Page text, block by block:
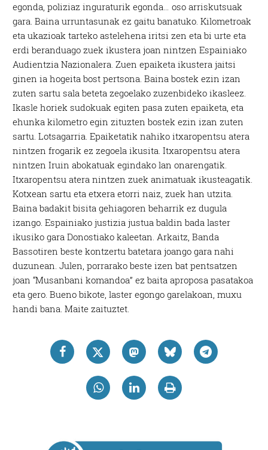
egonda, poliziaz inguraturik egonda… oso arriskutsuak
gara. Baina urruntasunak ez gaitu banatuko. Kilometroak
eta ukazioak tarteko astelehena iritsi zen eta bi urte eta
erdi beranduago zuek ikustera joan nintzen Espainiako
Audientzia Nazionalera. Zuen epaiketa ikustera jaitsi
ginen ia hogeita bost pertsona. Baina bostek ezin izan
zuten sartu sala beteta zegoelako zuzenbideko ikasleez.
Ikasle horiek sudokuak egiten pasa zuten epaiketa, eta
ehunka kilometro egin zituzten bostek ezin izan zuten
sartu. Lotsagarria. Epaiketatik nahiko itxaropentsu atera
nintzen frogarik ez zegoela ikusita. Itxaropentsu atera
nintzen Iruin abokatuak egindako lan onarengatik.
Itxaropentsu atera nintzen zuek animatuak ikusteagatik.
Kotxean sartu eta etxera etorri naiz, zuek han utzita.
Baina badakit bisita gehiagoren beharrik ez dugula
izango. Espainiako justizia justua baldin bada laster
ikusiko gara Donostiako kaleetan. Arkaitz, Banda
Bassotiren beste kontzertu batetara joango gara nahi
duzunean. Julen, porrarako beste izen bat pentsatzen
joan “Musanbani komandoa” ez baita aproposa pasatakoa
eta gero. Bueno bikote, laster egongo garelakoan, muxu
handi bana. Maite zaituztet.